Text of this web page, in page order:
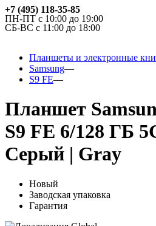
+7 (495) 118-35-85
ПН-ПТ с 10:00 до 19:00
СБ-ВС с 11:00 до 18:00
Планшеты и электронные
Samsung
S9 FE
Планшет
S9 FE 6/128 ГБ
Серый | Gray
Новый
Заводская упаковка
Гарантия